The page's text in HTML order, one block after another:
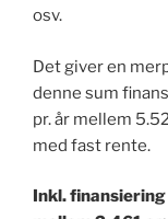
osv.
Det giver en
denne sum
pr. år mellem
med fast rente.
Inkl.